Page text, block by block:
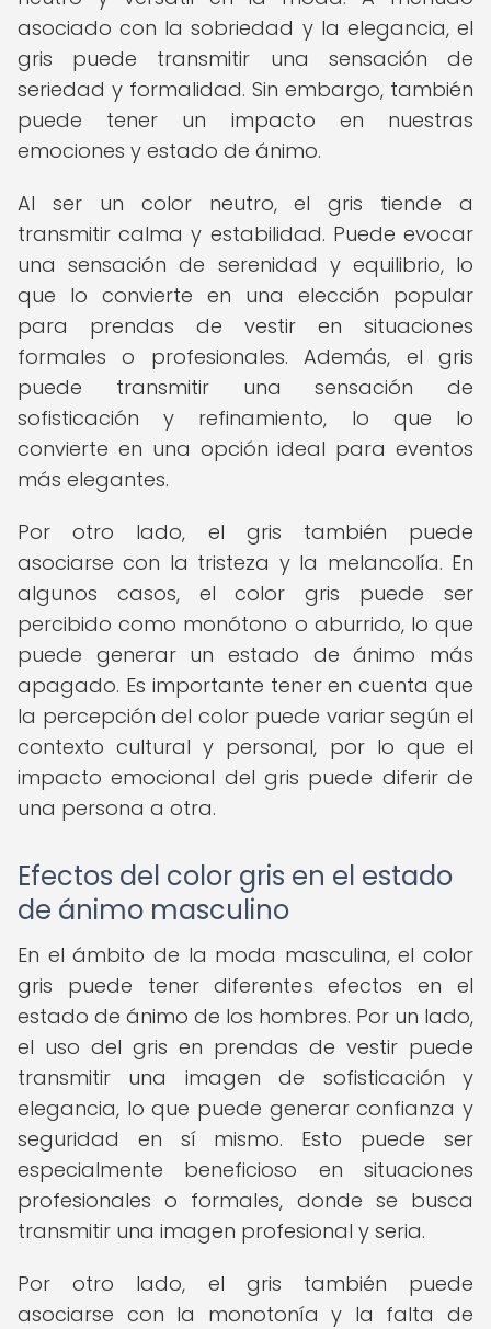
asociado con la sobriedad y la elegancia, el
gris puede transmitir una sensación de
seriedad y formalidad. Sin embargo, también
puede tener un impacto en nuestras
emociones y estado de ánimo.
Al ser un color neutro, el gris tiende a
transmitir calma y estabilidad. Puede evocar
una sensación de serenidad y equilibrio, lo
que lo convierte en una elección popular
para prendas de vestir en situaciones
formales o profesionales. Además, el gris
puede transmitir una sensación de
sofisticación y refinamiento, lo que lo
convierte en una opción ideal para eventos
más elegantes.
Por otro lado, el gris también puede
asociarse con la tristeza y la melancolía. En
algunos casos, el color gris puede ser
percibido como monótono o aburrido, lo que
puede generar un estado de ánimo más
apagado. Es importante tener en cuenta que
la percepción del color puede variar según el
contexto cultural y personal, por lo que el
impacto emocional del gris puede diferir de
una persona a otra.
Efectos del color gris en el estado
de ánimo masculino
En el ámbito de la moda masculina, el color
gris puede tener diferentes efectos en el
estado de ánimo de los hombres. Por un lado,
el uso del gris en prendas de vestir puede
transmitir una imagen de sofisticación y
elegancia, lo que puede generar confianza y
seguridad en sí mismo. Esto puede ser
especialmente beneficioso en situaciones
profesionales o formales, donde se busca
transmitir una imagen profesional y seria.
Por otro lado, el gris también puede
asociarse con la monotonía y la falta de